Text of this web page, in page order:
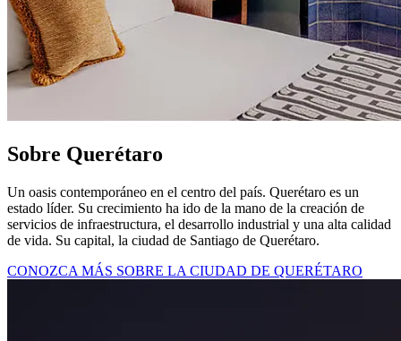
Sobre Querétaro
Un oasis contemporáneo en el centro del país. Querétaro es un
estado líder. Su crecimiento ha ido de la mano de la creación de
servicios de infraestructura, el desarrollo industrial y una alta calidad
de vida. Su capital, la ciudad de Santiago de Querétaro.
CONOZCA MÁS SOBRE LA CIUDAD DE QUERÉTARO